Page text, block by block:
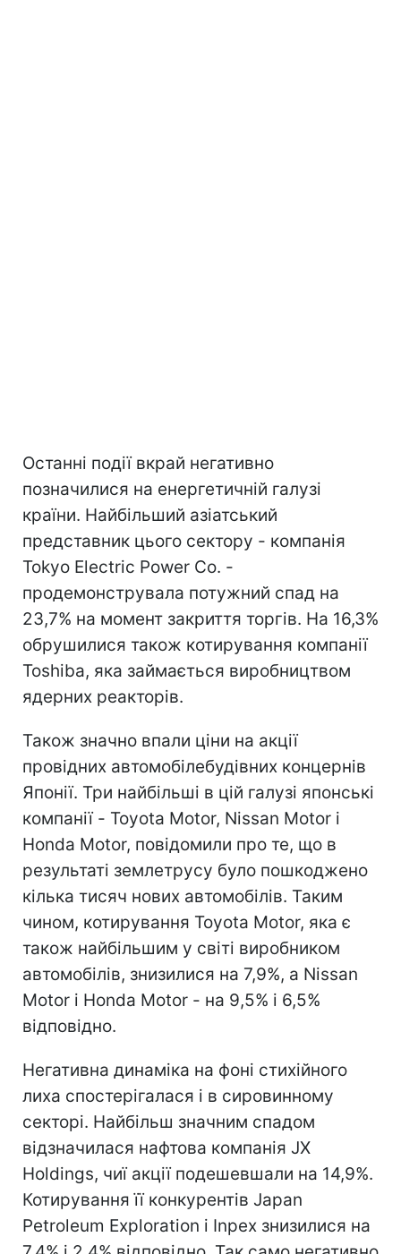
Останні події вкрай негативно
позначилися на енергетичній галузі
країни. Найбільший азіатський
представник цього сектору - компанія
Tokyo Electric Power Co. -
продемонструвала потужний спад на
23,7% на момент закриття торгів. На 16,3%
обрушилися також котирування компанії
Toshiba, яка займається виробництвом
ядерних реакторів.
Також значно впали ціни на акції
провідних автомобілебудівних концернів
Японії. Три найбільші в цій галузі японські
компанії - Toyota Motor, Nissan Motor і
Honda Motor, повідомили про те, що в
результаті землетрусу було пошкоджено
кілька тисяч нових автомобілів. Таким
чином, котирування Toyota Motor, яка є
також найбільшим у світі виробником
автомобілів, знизилися на 7,9%, а Nissan
Motor і Honda Motor - на 9,5% і 6,5%
відповідно.
Негативна динаміка на фоні стихійного
лиха спостерігалася і в сировинному
секторі. Найбільш значним спадом
відзначилася нафтова компанія JX
Holdings, чиї акції подешевшали на 14,9%.
Котирування її конкурентів Japan
Petroleum Exploration і Inpex знизилися на